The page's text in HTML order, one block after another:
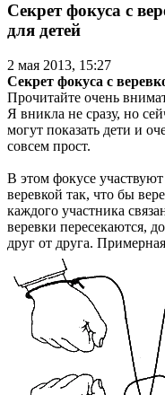
Секрет фокуса с
для детей
2 мая 2013, 15:27
Секрет фокуса с
Прочитайте очень
Я вникла не сразу, но
могут показать дети и
совсем прост.
В этом фокусе
веревкой так, что бы
каждого участника
веревки пересекаются,
друг от друга.